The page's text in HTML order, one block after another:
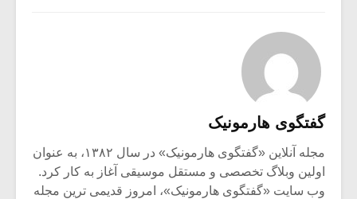
گفتگوی هارمونیک
مجله آنلاین «گفتگوی هارمونیک» در سال ۱۳۸۲، به عنوان
اولین وبلاگ تخصصی و مستقل موسیقی آغاز به کار کرد.
وب سایت «گفتگوی هارمونیک»، امروز قدیمی ترین مجله